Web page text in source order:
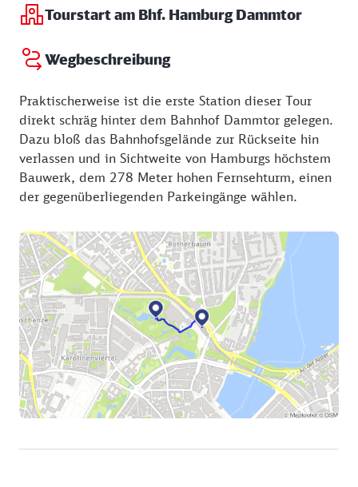
Tourstart am Bhf. Hamburg Dammtor
Wegbeschreibung
Praktischerweise ist die erste Station dieser Tour
direkt schräg hinter dem Bahnhof Dammtor gelegen.
Dazu bloß das Bahnhofsgelände zur Rückseite hin
verlassen und in Sichtweite von Hamburgs höchstem
Bauwerk, dem 278 Meter hohen Fernsehturm, einen
der gegenüberliegenden Parkeingänge wählen.